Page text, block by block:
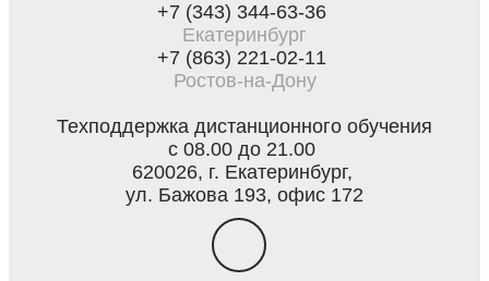
+7 (343) 344-63-36
Екатеринбург
+7 (863) 221-02-11
Ростов-на-Дону
Техподдержка дистанционного обучения
с 08.00 до 21.00
620026, г. Екатеринбург,
ул. Бажова 193, офис 172